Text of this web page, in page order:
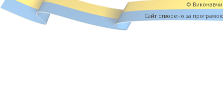
©
Cайт створено за